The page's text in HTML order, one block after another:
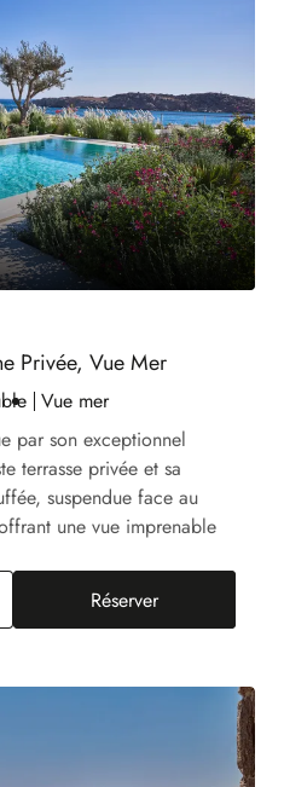
Privée, Vue Mer
Vue mer
par son exceptionnel
terrasse privée et sa
suspendue face au
une vue imprenable
Piscine Privée, Vue Mer
Réserver